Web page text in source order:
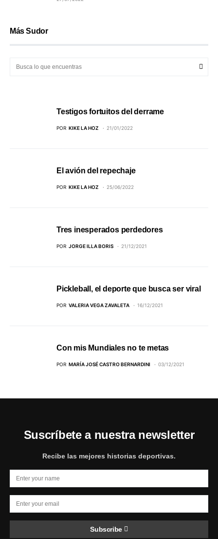
Más Sudor
Testigos fortuitos del derrame
POR KIKE LA HOZ 21/01/2022
El avión del repechaje
POR KIKE LA HOZ 25/06/2022
Tres inesperados perdedores
POR JORGE ILLA BORIS 21/12/2021
Pickleball, el deporte que busca ser viral
POR VALERIA VEGA ZAVALETA 16/12/2021
Con mis Mundiales no te metas
POR MARÍA JOSÉ CASTRO BERNARDINI 03/12/2021
Suscríbete a nuestra newsletter
Recibe las mejores historias deportivas.
Subscribe